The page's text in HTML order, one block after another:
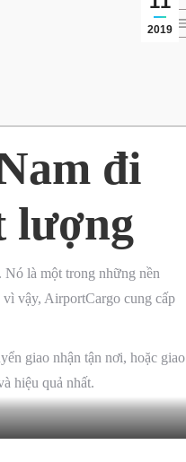
2019
đi
lượng
là một trong những nền
vậy, AirportCargo cung cấp
giao nhận tận nơi, hoặc giao
hiệu quả nhất.